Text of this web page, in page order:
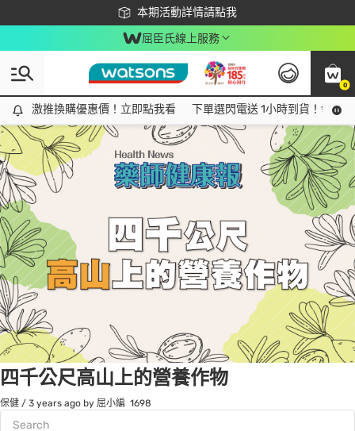
本期活動詳情請點我
下載app最高回饋$350
屈臣氏線上服務
0
激推換購優惠價！立即點我看
激推換購優惠價！立即點我看 下單選閃電送 1小時到貨！領神
Tag:瑪卡1 item(s) found
四千公尺高山上的營養作物
保健 / 3 years ago by 屈小編 1698